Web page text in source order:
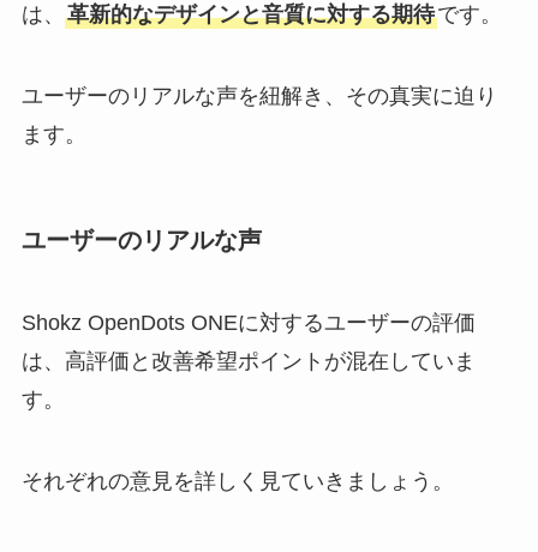
は、 革新的なデザインと音質に対する期待です。
ユーザーのリアルな声を紐解き、その真実に迫り
ます。
ユーザーのリアルな声
Shokz OpenDots ONEに対するユーザーの評価
は、高評価と改善希望ポイントが混在していま
す。
それぞれの意見を詳しく見ていきましょう。